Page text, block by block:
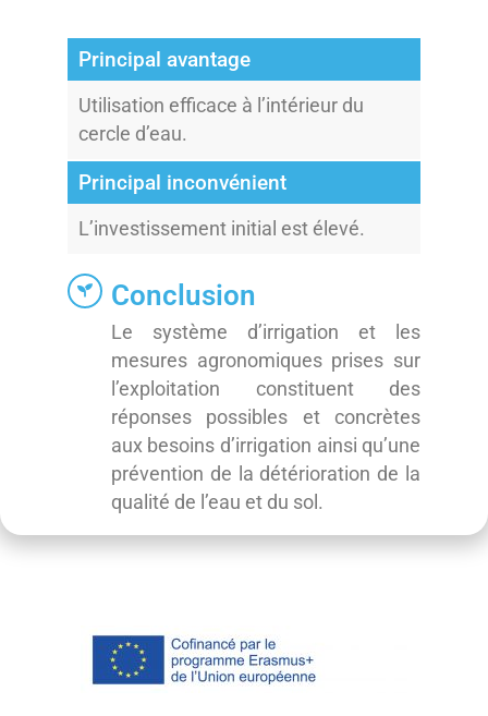
Principal avantage
Utilisation efficace à l’intérieur du
cercle d’eau.
Principal inconvénient
L’investissement initial est élevé.
Conclusion
Le système d’irrigation et les
mesures agronomiques prises sur
l’exploitation constituent des
réponses possibles et concrètes
aux besoins d’irrigation ainsi qu’une
prévention de la détérioration de la
qualité de l’eau et du sol.